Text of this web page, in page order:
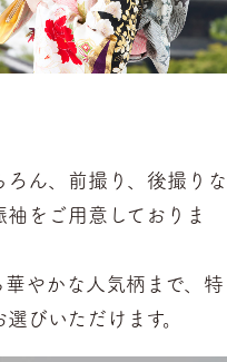
ん、前撮り、後撮りな
をご用意しておりま
華やかな人気柄まで、特
びいただけます。